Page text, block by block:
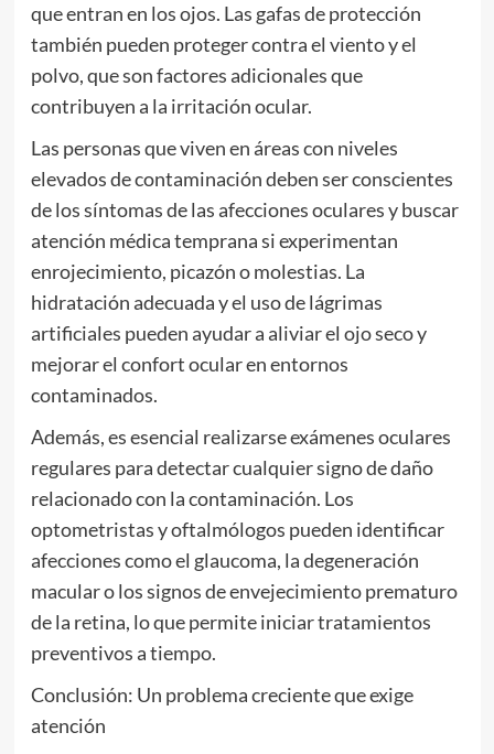
que entran en los ojos. Las gafas de protección
también pueden proteger contra el viento y el
polvo, que son factores adicionales que
contribuyen a la irritación ocular.
Las personas que viven en áreas con niveles
elevados de contaminación deben ser conscientes
de los síntomas de las afecciones oculares y buscar
atención médica temprana si experimentan
enrojecimiento, picazón o molestias. La
hidratación adecuada y el uso de lágrimas
artificiales pueden ayudar a aliviar el ojo seco y
mejorar el confort ocular en entornos
contaminados.
Además, es esencial realizarse exámenes oculares
regulares para detectar cualquier signo de daño
relacionado con la contaminación. Los
optometristas y oftalmólogos pueden identificar
afecciones como el glaucoma, la degeneración
macular o los signos de envejecimiento prematuro
de la retina, lo que permite iniciar tratamientos
preventivos a tiempo.
Conclusión: Un problema creciente que exige
atención